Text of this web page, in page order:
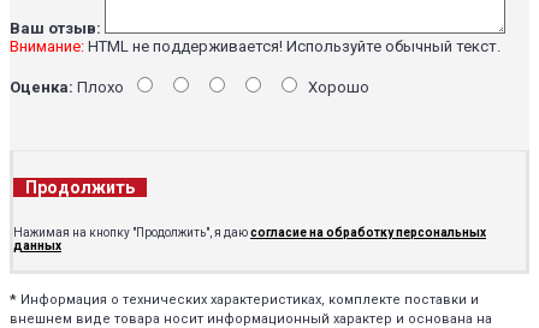
Ваш отзыв:
Внимание: HTML не поддерживается! Используйте обычный текст.
Оценка: Плохо Хорошо
Продолжить
Нажимая на кнопку "Продолжить", я даюсогласие на обработку персональных
данных
* Информация о технических характеристиках, комплекте поставки и
внешнем виде товара носит информационный характер и основана на